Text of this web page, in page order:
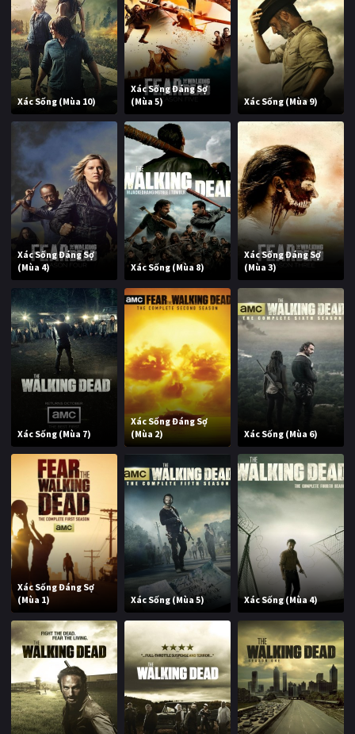
Xác Sống (Mùa 10)
Xác Sống Đáng Sợ
(Mùa 5)
Xác Sống (Mùa 9)
Xác Sống Đáng Sợ
(Mùa 4)
Xác Sống (Mùa 8)
Xác Sống Đáng Sợ
(Mùa 3)
Xác Sống (Mùa 7)
Xác Sống Đáng Sợ
(Mùa 2)
Xác Sống (Mùa 6)
Xác Sống Đáng Sợ
(Mùa 1)
Xác Sống (Mùa 5) Xác Sống (Mùa 4)